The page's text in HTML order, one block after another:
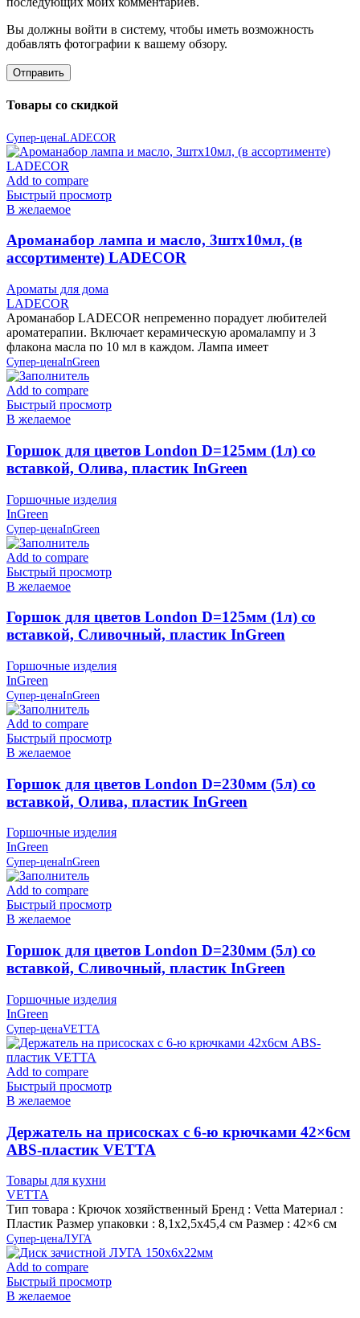
Вы должны войти в систему, чтобы иметь возможность
добавлять фотографии к вашему обзору.
Товары со скидкой
Супер-ценаLADECOR
Add to compare
Быстрый просмотр
В желаемое
Ароманабор лампа и масло, 3штx10мл, (в
ассортименте) LADECOR
Ароматы для дома
LADECOR
Ароманабор LADECOR непременно порадует любителей
ароматерапии. Включает керамическую аромалампу и 3
флакона масла по 10 мл в каждом. Лампа имеет
Супер-ценаInGreen
Add to compare
Быстрый просмотр
В желаемое
Горшок для цветов London D=125мм (1л) со
вставкой, Олива, пластик InGreen
Горшочные изделия
InGreen
Супер-ценаInGreen
Add to compare
Быстрый просмотр
В желаемое
Горшок для цветов London D=125мм (1л) со
вставкой, Сливочный, пластик InGreen
Горшочные изделия
InGreen
Супер-ценаInGreen
Add to compare
Быстрый просмотр
В желаемое
Горшок для цветов London D=230мм (5л) со
вставкой, Олива, пластик InGreen
Горшочные изделия
InGreen
Супер-ценаInGreen
Add to compare
Быстрый просмотр
В желаемое
Горшок для цветов London D=230мм (5л) со
вставкой, Сливочный, пластик InGreen
Горшочные изделия
InGreen
Супер-ценаVETTA
Add to compare
Быстрый просмотр
В желаемое
Держатель на присосках с 6-ю крючками 42×6см
ABS-пластик VETTA
Товары для кухни
VETTA
Тип товара : Крючок хозяйственный Бренд : Vetta Материал :
Пластик Размер упаковки : 8,1х2,5х45,4 см Размер : 42×6 см
Супер-ценаЛУГА
Add to compare
Быстрый просмотр
В желаемое